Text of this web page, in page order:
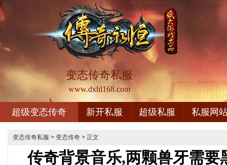
变态传奇私服
www.dxhl168.com
超级变态传奇 新开私服 超级私服 私服网
变态传奇私服 > 变态传奇 > 正文
传奇背景音乐,两颗兽牙需要